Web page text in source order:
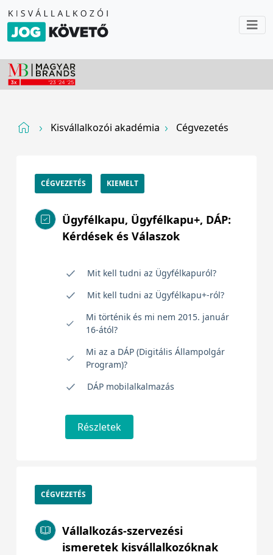
Kisvállalkozói akadémia Cégvezetés
CÉGVEZETÉS KIEMELT
Ügyfélkapu, Ügyfélkapu+, DÁP:
Kérdések és Válaszok
Mit kell tudni az Ügyfélkapuról?
Mit kell tudni az Ügyfélkapu+-ról?
Mi történik és mi nem 2015. január
16-ától?
Mi az a DÁP (Digitális Állampolgár
Program)?
DÁP mobilalkalmazás
Részletek
CÉGVEZETÉS
Vállalkozás-szervezési
ismeretek kisvállalkozóknak